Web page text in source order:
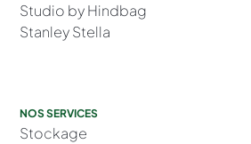
Studio by Hindbag
Stanley Stella
NOS SERVICES
Stockage